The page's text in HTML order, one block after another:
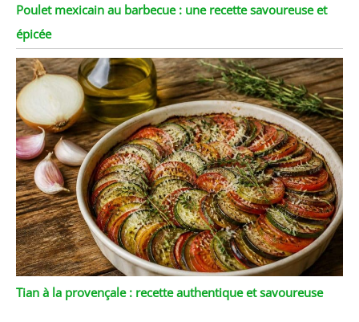
Poulet mexicain au barbecue : une recette savoureuse et
épicée
Tian à la provençale : recette authentique et savoureuse